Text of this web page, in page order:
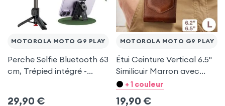
MOTOROLA MOTO G9 PLAY
Perche Selfie Bluetooth 63
cm, Trépied intégré -
29,90 €
MOTOROLA MOTO G9 PLAY
Étui Ceinture Vertical 6.5''
Similicuir Marron avec
Porte carte pour
+ 1 couleur
19,90 €